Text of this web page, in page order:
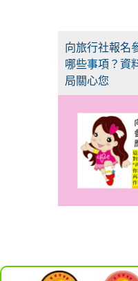
向旅行社報名
哪些事項？資
局關心您